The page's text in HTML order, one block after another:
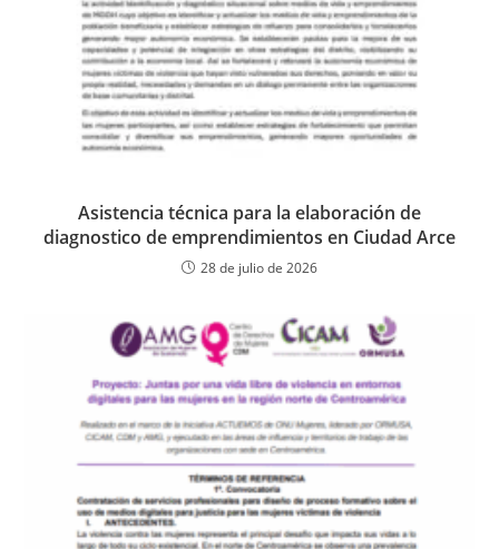
Asistencia técnica para la elaboración de
diagnostico de emprendimientos en Ciudad Arce
28 de julio de 2026